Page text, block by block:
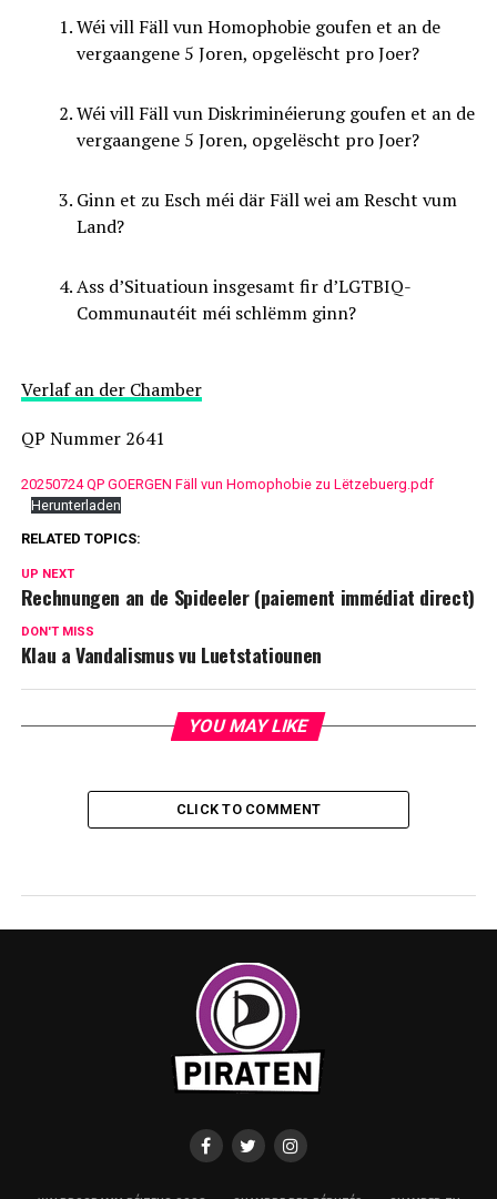
Wéi vill Fäll vun Homophobie goufen et an de
vergaangene 5 Joren, opgelëscht pro Joer?
Wéi vill Fäll vun Diskriminéierung goufen et an de
vergaangene 5 Joren, opgelëscht pro Joer?
Ginn et zu Esch méi där Fäll wei am Rescht vum
Land?
Ass d’Situatioun insgesamt fir d’LGTBIQ-
Communautéit méi schlëmm ginn?
Verlaf an der Chamber
QP Nummer 2641
20250724 QP GOERGEN Fäll vun Homophobie zu Lëtzebuerg.pdf
Herunterladen
RELATED TOPICS:
UP NEXT
Rechnungen an de Spideeler (paiement immédiat direct)
DON'T MISS
Klau a Vandalismus vu Luetstatiounen
YOU MAY LIKE
CLICK TO COMMENT